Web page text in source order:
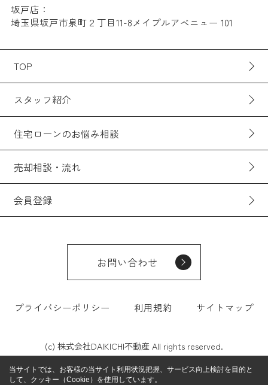
坂戸店：
埼玉県坂戸市泉町２丁目11-8メイプルアベニュー 101
TOP
スタッフ紹介
住宅ローンのお悩み相談
売却相談・流れ
会員登録
お問い合わせ
プライバシーポリシー 利用規約 サイトマップ
(c) 株式会社DAIKICHI不動産 All rights reserved.
当サイトでは、お客様の当サイト利用状況把握、サービス向上検討を目的と
して、クッキー（Cookie）を使用しています。